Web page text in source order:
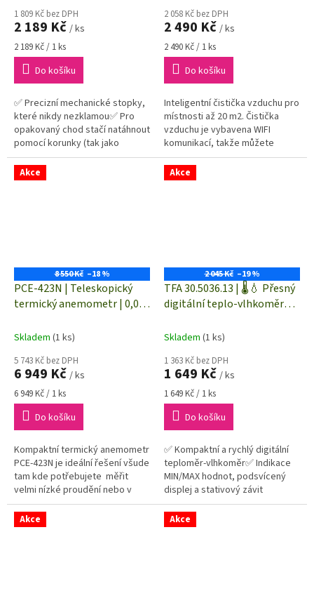
1 809 Kč bez DPH
2 189 Kč / ks
Měrná
cena:
2 189 Kč / 1 ks
Do košíku
✅ Precizní mechanické stopky,
které nikdy nezklamou✅ Pro
opakovaný chod stačí natáhnout
pomocí korunky (tak jako
hodinky)✅ Ručičkové stopky s
rozsahem do 30 minut a
rozlišením...
2 058 Kč bez DPH
2 490 Kč / ks
Měrná
cena:
2 490 Kč / 1 ks
Do košíku
Inteligentní čistička vzduchu pro
místnosti až 20 m2. Čistička
vzduchu je vybavena WIFI
komunikací, takže můžete
čističku ovládat i pomocí svého
chytrého telefonu.
Akce
8 550 Kč –18 %
PCE-423N | Teleskopický
termický anemometr | 0,00
Skladem (1 ks)
5 743 Kč bez DPH
6 949 Kč / ks
Měrná
cena:
6 949 Kč / 1 ks
Do košíku
Kompaktní termický anemometr
PCE-423N je ideální řešení všude
tam kde potřebujete měřit
velmi nízké proudění nebo v
vzduchových kanálech na
výstupech ze vzduchotechnik...
Akce
2 045 Kč –19 %
TFA 30.5036.13 | 🌡️💧 Přesný
digitální teplo-vlhkoměr
Skladem (1 ks)
1 363 Kč bez DPH
1 649 Kč / ks
Měrná
cena:
1 649 Kč / 1 ks
Do košíku
✅ Kompaktní a rychlý digitální
teploměr-vlhkoměr✅ Indikace
MIN/MAX hodnot, podsvícený
displej a stativový závit
1/4"✅ Základní přesnost
teploměru-vlhkoměru ±0,5 °C/
±2,5...
Akce Akce